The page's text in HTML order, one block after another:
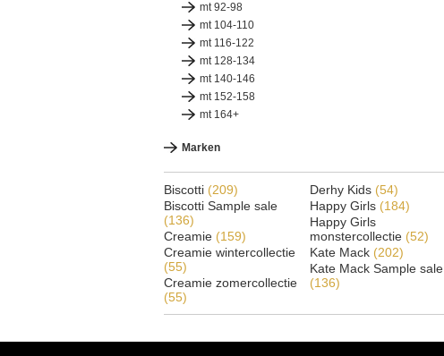
mt 92-98
mt 104-110
mt 116-122
mt 128-134
mt 140-146
mt 152-158
mt 164+
Marken
Biscotti (209)
Biscotti Sample sale
(136)
Creamie (159)
Creamie wintercollectie
(55)
Creamie zomercollectie
(55)
Derhy Kids (54)
Happy Girls (184)
Happy Girls
monstercollectie (52)
Kate Mack (202)
Kate Mack Sample sale
(136)